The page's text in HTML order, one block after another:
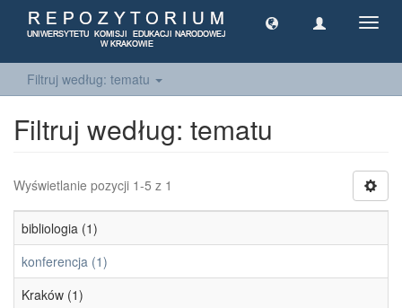
Filtruj według: tematu
Filtruj według: tematu
Wyświetlanie pozycji 1-5 z 1
bibliologia (1)
konferencja (1)
Kraków (1)